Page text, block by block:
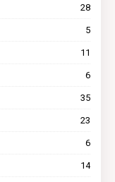
28
5
11
6
35
23
6
14